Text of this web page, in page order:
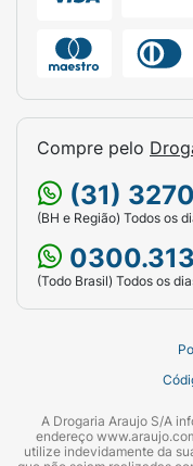
Compre pelo
(31)
(BH e Região) Todos os
(Todo Brasil) Todos os
A Drogaria Araujo S/A
endereço
utilize indevidamente da